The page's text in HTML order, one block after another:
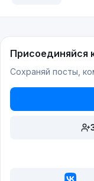
Присоединяйся
Сохраняй посты,